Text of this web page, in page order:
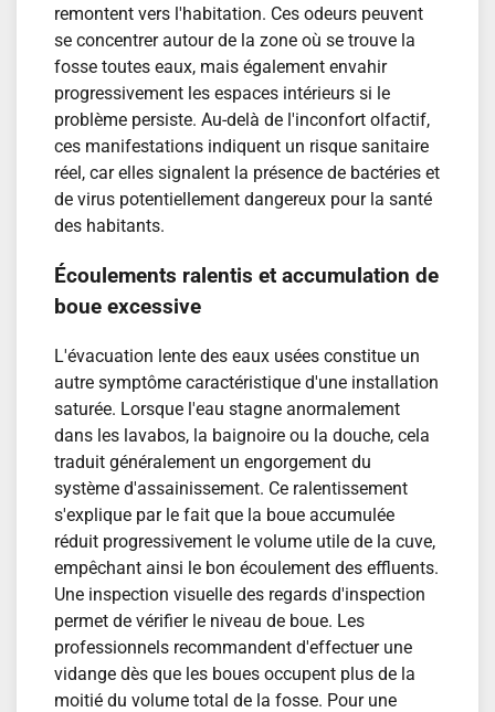
remontent vers l'habitation. Ces odeurs peuvent
se concentrer autour de la zone où se trouve la
fosse toutes eaux, mais également envahir
progressivement les espaces intérieurs si le
problème persiste. Au-delà de l'inconfort olfactif,
ces manifestations indiquent un risque sanitaire
réel, car elles signalent la présence de bactéries et
de virus potentiellement dangereux pour la santé
des habitants.
Écoulements ralentis et accumulation de
boue excessive
L'évacuation lente des eaux usées constitue un
autre symptôme caractéristique d'une installation
saturée. Lorsque l'eau stagne anormalement
dans les lavabos, la baignoire ou la douche, cela
traduit généralement un engorgement du
système d'assainissement. Ce ralentissement
s'explique par le fait que la boue accumulée
réduit progressivement le volume utile de la cuve,
empêchant ainsi le bon écoulement des effluents.
Une inspection visuelle des regards d'inspection
permet de vérifier le niveau de boue. Les
professionnels recommandent d'effectuer une
vidange dès que les boues occupent plus de la
moitié du volume total de la fosse. Pour une